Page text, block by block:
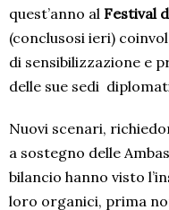
quest’anno al Festival
(conclusosi ieri)
di sensibilizzazione e
delle sue sedi
Nuovi scenari,
a sostegno delle
bilancio hanno visto
loro organici, prima